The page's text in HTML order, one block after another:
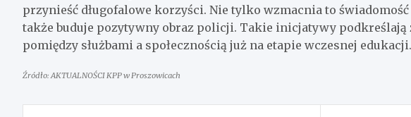
przynieść długofalowe korzyści. Nie tylko wzmacnia to
także buduje pozytywny obraz policji. Takie inicjatywy podkreślają
pomiędzy służbami a społecznością już na etapie wczesnej edukacji.
Źródło: AKTUALNOŚCI KPP w Proszowicach